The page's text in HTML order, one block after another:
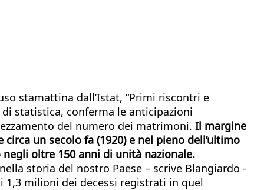
stamattina dall’Istat, “Primi riscontri e
statistica, conferma le anticipazioni
del numero dei matrimoni. Il margine
un secolo fa (1920) e nel pieno dell’ultimo
oltre 150 anni di unità nazionale.
storia del nostro Paese – scrive Blangiardo -
1,3 milioni dei decessi registrati in quel